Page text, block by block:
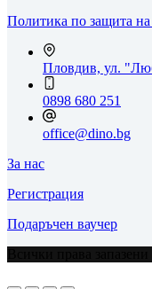
Политика по защита
Пловдив, ул.
0898 680 251
office@dino.bg
За нас
Регистрация
Подаръчен ваучер